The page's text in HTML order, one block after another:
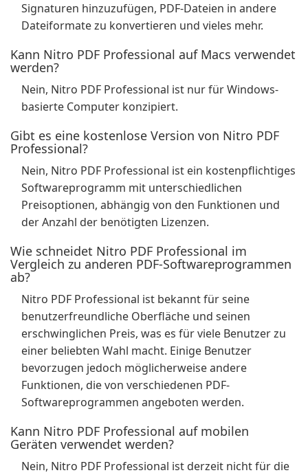
Signaturen hinzuzufügen, PDF-Dateien in andere
Dateiformate zu konvertieren und vieles mehr.
Kann Nitro PDF Professional auf Macs verwendet
werden?
Nein, Nitro PDF Professional ist nur für Windows-
basierte Computer konzipiert.
Gibt es eine kostenlose Version von Nitro PDF
Professional?
Nein, Nitro PDF Professional ist ein kostenpflichtiges
Softwareprogramm mit unterschiedlichen
Preisoptionen, abhängig von den Funktionen und
der Anzahl der benötigten Lizenzen.
Wie schneidet Nitro PDF Professional im
Vergleich zu anderen PDF-Softwareprogrammen
ab?
Nitro PDF Professional ist bekannt für seine
benutzerfreundliche Oberfläche und seinen
erschwinglichen Preis, was es für viele Benutzer zu
einer beliebten Wahl macht. Einige Benutzer
bevorzugen jedoch möglicherweise andere
Funktionen, die von verschiedenen PDF-
Softwareprogrammen angeboten werden.
Kann Nitro PDF Professional auf mobilen
Geräten verwendet werden?
Nein, Nitro PDF Professional ist derzeit nicht für die